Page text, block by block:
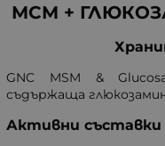
МСМ +
GNC MSM &
съдържаща
Активни съставки